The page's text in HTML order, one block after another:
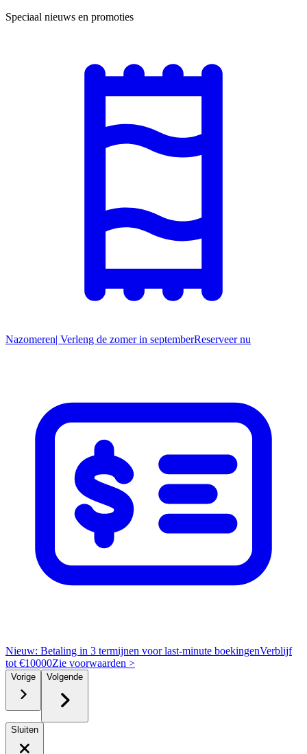
Speciaal nieuws en promoties
Nazomeren| Verleng de zomer in septemberReserveer nu
Nieuw: Betaling in 3 termijnen voor last-minute boekingenVerblijf
tot €10000Zie voorwaarden >
Vorige Volgende
Sluiten